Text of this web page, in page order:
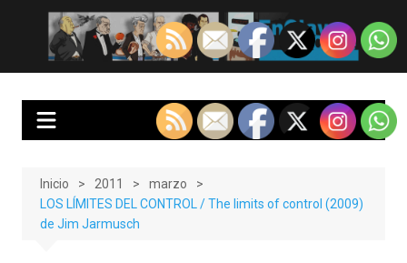
contenido
EnClave de Cine
Crítica cinematográfica y audiovisual. Punto de encuentro para los
Inicio 2011
marzo
LOS LÍMITES DEL CONTROL / The limits of control (2009)
de Jim Jarmusch